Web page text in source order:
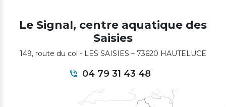
Le Signal, centre aquatique des
Saisies
149, route du col - LES SAISIES – 73620 HAUTELUCE
04 79 31 43 48